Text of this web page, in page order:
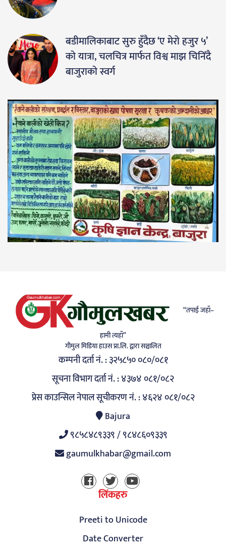
बडीमालिकाबाट सुरु हुँदैछ ‘ए मेरो हजुर ५’
को यात्रा, चलचित्र मार्फत विश्व माझ चिनिँदै
बाजुराको स्वर्ग
“तपाई जहाँ–
हामी त्यहाँ”
गाैमुल मिडिया हाउस प्रा.लि. द्वारा सञ्चालित
कम्पनी दर्ता नं. : ३२५८५० ०८०/०८१
सूचना विभाग दर्ता नं. : ४३७४ ०८१/०८२
प्रेस काउन्सिल नेपाल सूचीकरण नं. : ४६२४ ०८१/०८२
Bajura
९८५८४८९३३९ / ९८४८६०९३३९
gaumulkhabar@gmail.com
लिंकहरु
Preeti to Unicode
Date Converter